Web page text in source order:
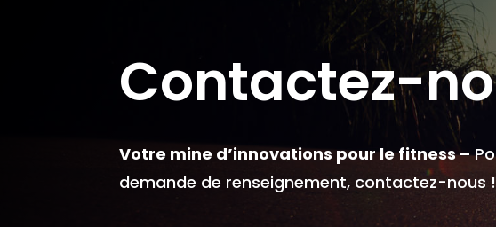
Contactez-
Votre mine d’innovations pour le fitness –
demande de renseignement, contactez-nous !